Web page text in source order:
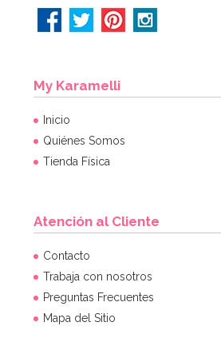
My Karamelli
Inicio
Quiénes Somos
Tienda Física
Atención al Cliente
Contacto
Trabaja con nosotros
Preguntas Frecuentes
Mapa del Sitio